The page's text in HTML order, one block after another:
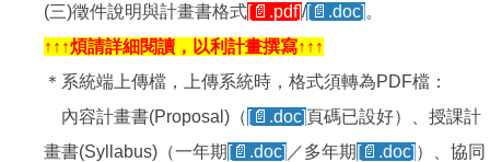
(三)徵件說明與計畫書格式[📄.pdf]/[📄.doc] 。
↑↑↑煩請詳細閱讀，以利計畫撰寫↑↑↑
＊系統端上傳檔，上傳系統時，格式須轉為PDF檔：
內容計畫書(Proposal)（ [📄.doc]頁碼已設好）、授課計
畫書(Syllabus)（一年期 [📄.doc] ／多年期 [📄.doc] ）、協同